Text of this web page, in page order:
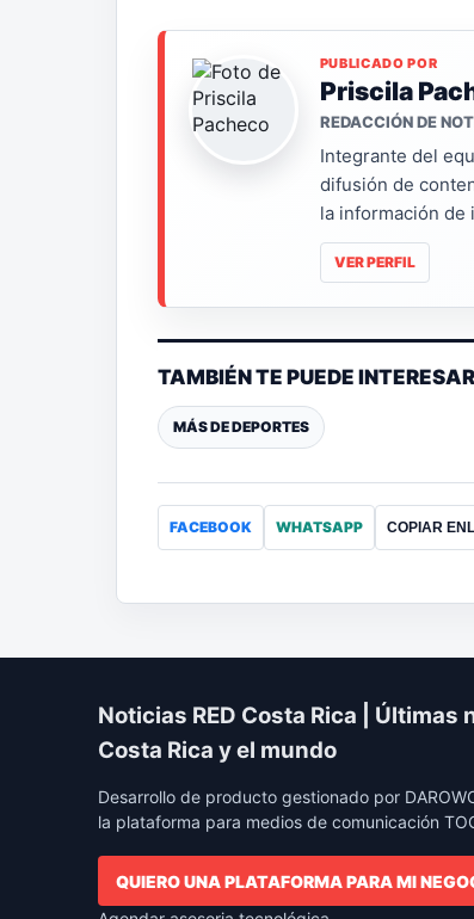
PUBLICADO POR
Priscila
REDACCIÓN DE
Integrante del
difusión de
la información de
VER PERFIL
TAMBIÉN TE PUEDE INTERESAR
MÁS DE DEPORTES
FACEBOOK WHATSAPP COPIAR
Noticias RED Costa Rica | Últimas
Costa Rica y el mundo
Desarrollo de producto gestionado por
la plataforma para medios de comunicación
QUIERO UNA PLATAFORMA PARA MI